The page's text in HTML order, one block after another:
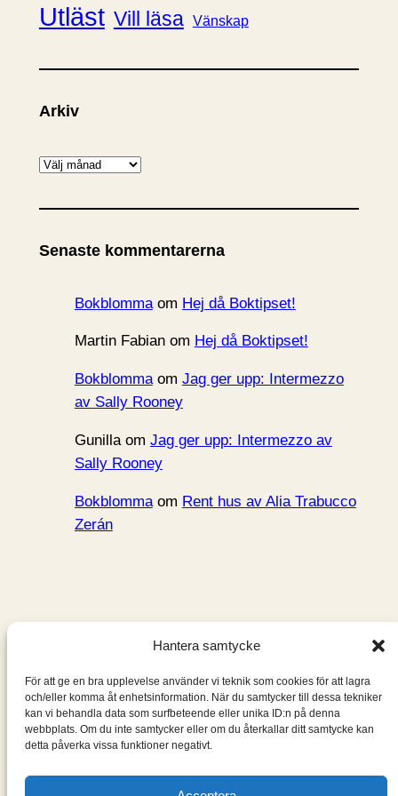
Hantera samtycke
För att ge en bra upplevelse använder vi teknik som cookies för att lagra
och/eller komma åt enhetsinformation. När du samtycker till dessa tekniker
kan vi behandla data som surfbeteende eller unika ID:n på denna
webbplats. Om du inte samtycker eller om du återkallar ditt samtycke kan
detta påverka vissa funktioner negativt.
Utläst Vill läsa Vänskap
Arkiv
A
k
v
Senaste kommentarerna
Bokblommaom Hej då Boktipset!
Martin Fabianom Hej då Boktipset!
Bokblommaom Jag ger upp: Intermezzo
av Sally Rooney
Gunillaom Jag ger upp: Intermezzo av
Sally Rooney
Bokblommaom Rent hus av Alia Trabucco
Zerán
En blogg om de böcker jag läser: klassiker, noveller,
romaner, spänningsromaner och andra böcker.
Information